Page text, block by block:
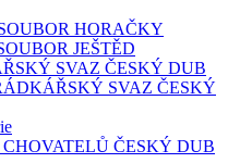
HORAČKY
JEŠTĚD
SVAZ ČESKÝ DUB
SVAZ ČESKÝ
ČESKÝ DUB